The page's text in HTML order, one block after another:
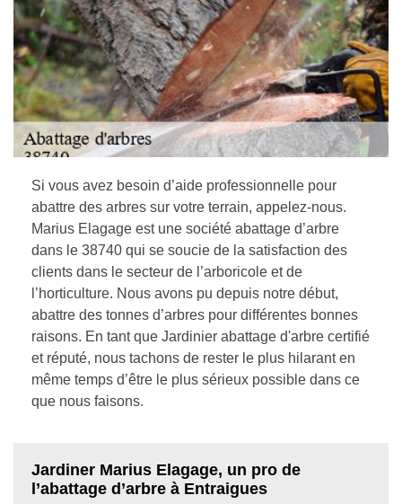
Si vous avez besoin d’aide professionnelle pour
abattre des arbres sur votre terrain, appelez-nous.
Marius Elagage est une société abattage d’arbre
dans le 38740 qui se soucie de la satisfaction des
clients dans le secteur de l’arboricole et de
l’horticulture. Nous avons pu depuis notre début,
abattre des tonnes d’arbres pour différentes bonnes
raisons. En tant que Jardinier abattage d'arbre certifié
et réputé, nous tachons de rester le plus hilarant en
même temps d’être le plus sérieux possible dans ce
que nous faisons.
Jardiner Marius Elagage, un pro de
l’abattage d’arbre à Entraigues